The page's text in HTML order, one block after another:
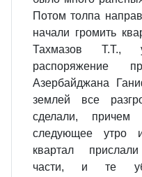
Потом толпа
начали громить
Тахмазов
распоряжение
Азербайджана
землей все
сделали, причем
следующее утро
квартал прислали
части, и те